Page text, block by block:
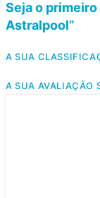
Seja o
Astralpool”
A SUA
A SUA AVALIAÇÃO